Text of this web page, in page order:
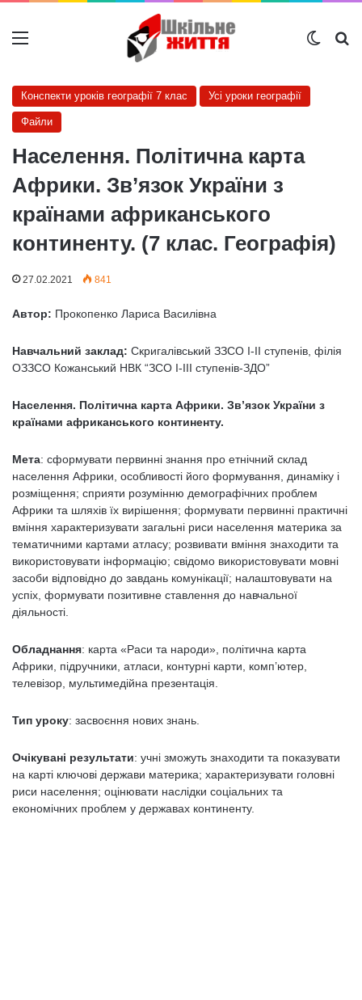
Меню
Конспекти уроків географії 7 клас Усі уроки географії
Файли
Населення. Політична карта
Африки. Зв’язок України з
країнами африканського
континенту. (7 клас. Географія)
27.02.2021 841
Автор: Прокопенко Лариса Василівна
Навчальний заклад: Скригалівський ЗЗСО І-ІІ ступенів, філія
ОЗЗСО Кожанський НВК “ЗСО І-ІІІ ступенів-ЗДО”
Населення. Політична карта Африки. Зв’язок України з
країнами африканського континенту.
Мета: сформувати первинні знання про етнічний склад
населення Африки, особливості його формування, динаміку і
розміщення; сприяти розумінню демографічних проблем
Африки та шляхів їх вирішення; формувати первинні практичні
вміння характеризувати загальні риси населення материка за
тематичними картами атласу; розвивати вміння знаходити та
використовувати інформацію; свідомо використовувати мовні
засоби відповідно до завдань комунікації; налаштовувати на
успіх, формувати позитивне ставлення до навчальної
діяльності.
Обладнання: карта «Раси та народи», політична карта
Африки, підручники, атласи, контурні карти, комп’ютер,
телевізор, мультимедійна презентація.
Тип уроку: засвоєння нових знань.
Очікувані результати: учні зможуть знаходити та показувати
на карті ключові держави материка; характеризувати головні
риси населення; оцінювати наслідки соціальних та
економічних проблем у державах континенту.